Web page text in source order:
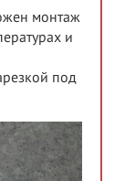
монтаж
и
под